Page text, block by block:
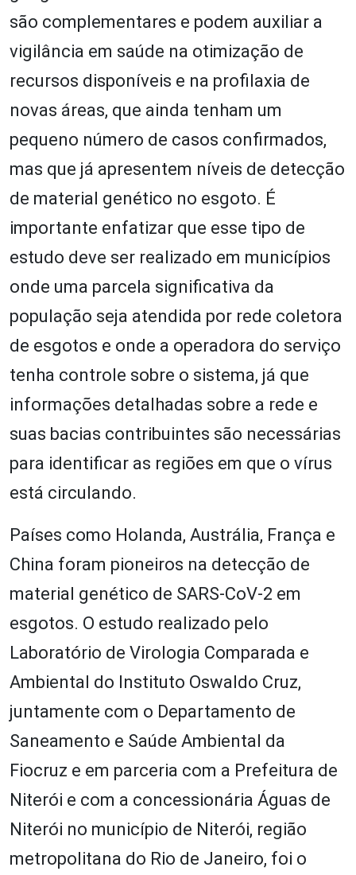
são complementares e podem auxiliar a
vigilância em saúde na otimização de
recursos disponíveis e na profilaxia de
novas áreas, que ainda tenham um
pequeno número de casos confirmados,
mas que já apresentem níveis de detecção
de material genético no esgoto. É
importante enfatizar que esse tipo de
estudo deve ser realizado em municípios
onde uma parcela significativa da
população seja atendida por rede coletora
de esgotos e onde a operadora do serviço
tenha controle sobre o sistema, já que
informações detalhadas sobre a rede e
suas bacias contribuintes são necessárias
para identificar as regiões em que o vírus
está circulando.
Países como Holanda, Austrália, França e
China foram pioneiros na detecção de
material genético de SARS-CoV-2 em
esgotos. O estudo realizado pelo
Laboratório de Virologia Comparada e
Ambiental do Instituto Oswaldo Cruz,
juntamente com o Departamento de
Saneamento e Saúde Ambiental da
Fiocruz e em parceria com a Prefeitura de
Niterói e com a concessionária Águas de
Niterói no município de Niterói, região
metropolitana do Rio de Janeiro, foi o